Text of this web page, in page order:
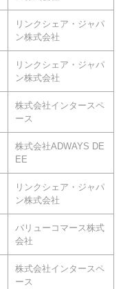
リンクシェア・ジャパ
ン株式会社
リンクシェア・ジャパ
ン株式会社
株式会社インタースペ
ース
株式会社ADWAYS DE
EE
リンクシェア・ジャパ
ン株式会社
バリューコマース株式
会社
株式会社インタースペ
ース